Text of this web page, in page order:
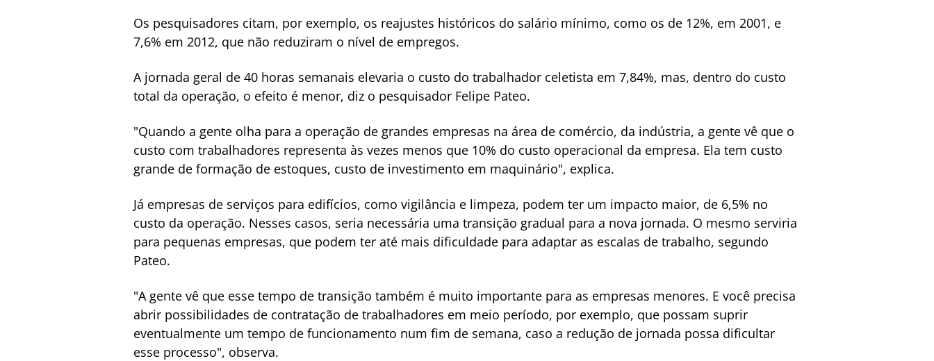
Os pesquisadores citam, por exemplo, os reajustes históricos do salário mínimo, como os de 12%, em 2001, e
7,6% em 2012, que não reduziram o nível de empregos.
A jornada geral de 40 horas semanais elevaria o custo do trabalhador celetista em 7,84%, mas, dentro do custo
total da operação, o efeito é menor, diz o pesquisador Felipe Pateo.
"Quando a gente olha para a operação de grandes empresas na área de comércio, da indústria, a gente vê que o
custo com trabalhadores representa às vezes menos que 10% do custo operacional da empresa. Ela tem custo
grande de formação de estoques, custo de investimento em maquinário", explica.
Já empresas de serviços para edifícios, como vigilância e limpeza, podem ter um impacto maior, de 6,5% no
custo da operação. Nesses casos, seria necessária uma transição gradual para a nova jornada. O mesmo serviria
para pequenas empresas, que podem ter até mais dificuldade para adaptar as escalas de trabalho, segundo
Pateo.
"A gente vê que esse tempo de transição também é muito importante para as empresas menores. E você precisa
abrir possibilidades de contratação de trabalhadores em meio período, por exemplo, que possam suprir
eventualmente um tempo de funcionamento num fim de semana, caso a redução de jornada possa dificultar
esse processo", observa.